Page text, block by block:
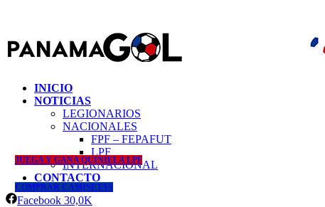
INICIO
NOTICIAS
LEGIONARIOS
NACIONALES
FPF – FEPAFUT
LPF
INTERNACIONAL
CONTACTO
JUEGA Y GANA QUINIELA LPF
COMPRAR CAMISETAS
Facebook 30,0K